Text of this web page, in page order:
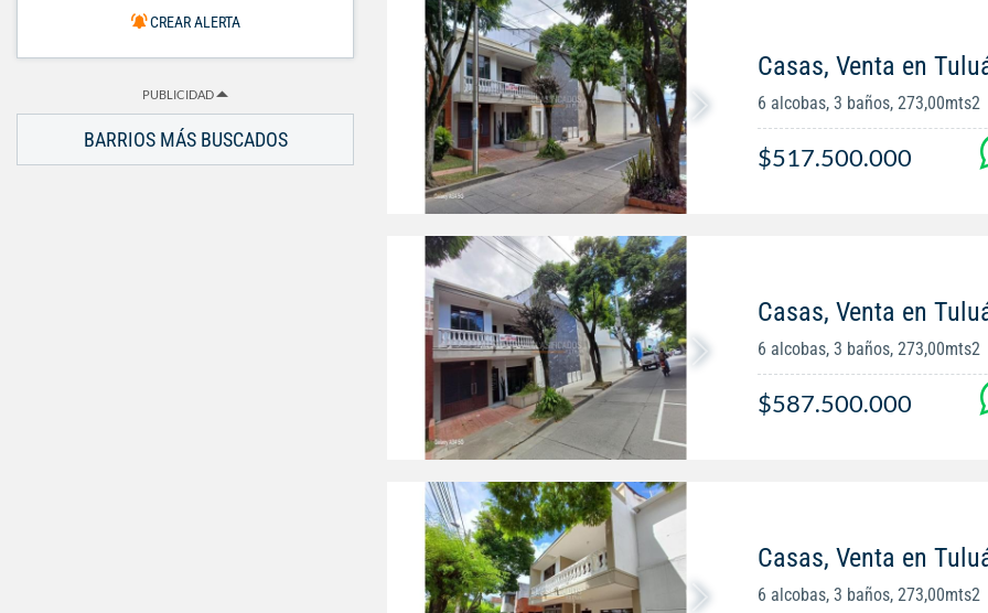
Casas, Venta en
6 alcobas, 3 baños, 273,00mts2
$517.500.000
Casas, Venta en
6 alcobas, 3 baños, 273,00mts2
$587.500.000
Casas, Venta en
6 alcobas, 3 baños, 273,00mts2
CREAR ALERTA
PUBLICIDAD
BARRIOS MÁS BUSCADOS